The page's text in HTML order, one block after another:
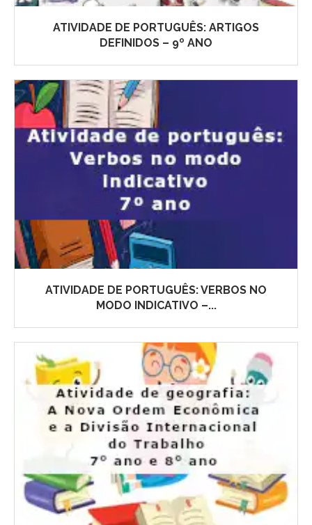
ATIVIDADE DE PORTUGUÊS: ARTIGOS
DEFINIDOS – 9º ANO
ATIVIDADE DE PORTUGUÊS: VERBOS NO
MODO INDICATIVO –...